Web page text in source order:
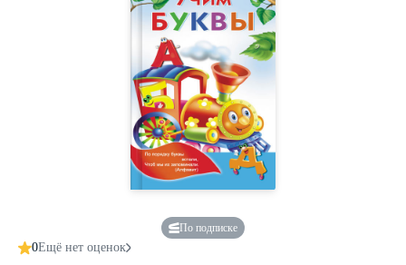
По подписке
0Ещё нет оценок